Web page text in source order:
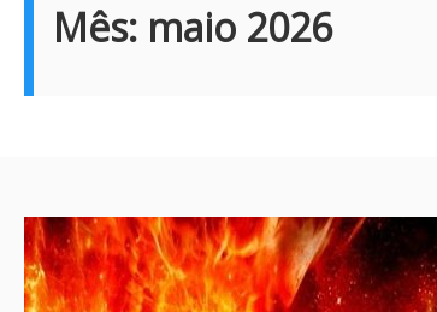
Mês: maio 2026